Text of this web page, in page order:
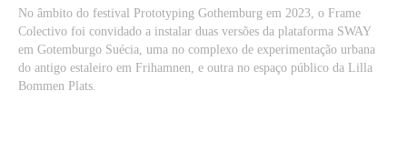
No âmbito do festival Prototyping Gothemburg em 2023, o Frame
Colectivo foi convidado a instalar duas versões da plataforma SWAY
em Gotemburgo Suécia, uma no complexo de experimentação urbana
do antigo estaleiro em Frihamnen, e outra no espaço público da Lilla
Bommen Plats.